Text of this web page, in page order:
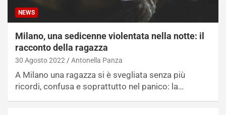
NEWS
Milano, una sedicenne violentata nella notte: il
racconto della ragazza
30 Agosto 2022 Antonella Panza
A Milano una ragazza si è svegliata senza più
ricordi, confusa e soprattutto nel panico: la…